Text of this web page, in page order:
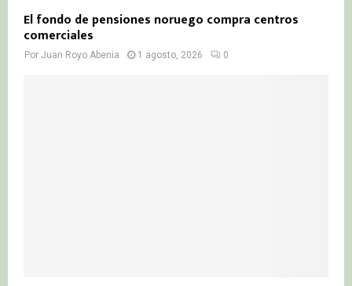
El fondo de pensiones noruego compra centros
comerciales
Por Juan Royo Abenia 1 agosto, 2026 0